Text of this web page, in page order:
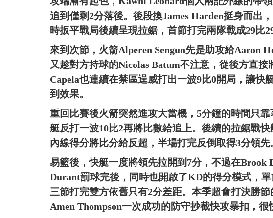
追到僅剩2分落後。後段換James Harden挺身而出
時扳平戰局後續呈現拉鋸，首節打完兩隊戰成29比29
來到次節，火箭Alperen Sengun先是助攻給Aaron
又趁對方持球的Nicolas Batum不注意，從後方直
Capela也連續在禁區逞威打出一波9比0開局，讓快
到效果。
重回比賽後火箭突然進攻大當機，5分鐘的時間只
艇反打一波10比2再將比數給追上。後續的拉鋸戰
內線得分將比分給反超，半場打完反倒取得3分領先
易籃後，快艇一度將領先拉開到7分，不過在Brook
Durant罰球完後，同時也開啟了KD的得分模式，單
三節打完雙方依舊只有2分差距。本季超會打決勝
Amen Thompson一次成功的防守抄截快攻暴扣，很